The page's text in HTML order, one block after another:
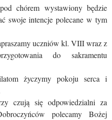
chórem wystawiony będzie
swoje intencje polecane w tym
uczniów kl. VIII wraz z
do sakramentu
życzymy pokoju serca i
czują się odpowiedzialni za
polecamy Bożej